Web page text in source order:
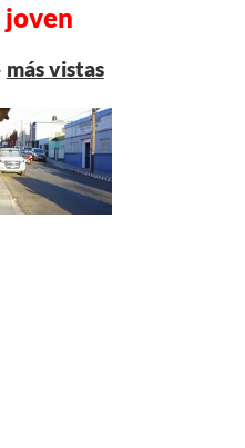
joven
más vistas